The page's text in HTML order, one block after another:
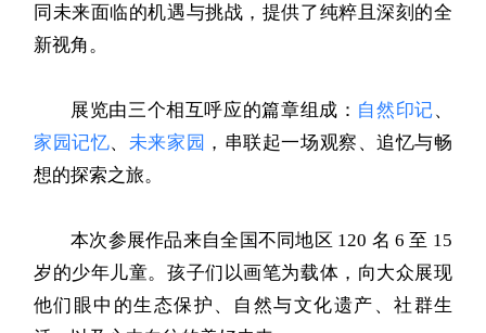
同未来面临的机遇与挑战，提供了纯粹且深刻的全
新视角。
展览由三个相互呼应的篇章组成： 自然印记、
家园记忆、 未来家园 ，串联起一场观察、追忆与畅
想的探索之旅。
本次参展作品来自全国不同地区 120 名 6 至 15
岁的少年儿童。孩子们以画笔为载体，向大众展现
他们眼中的生态保护、自然与文化遗产、社群生